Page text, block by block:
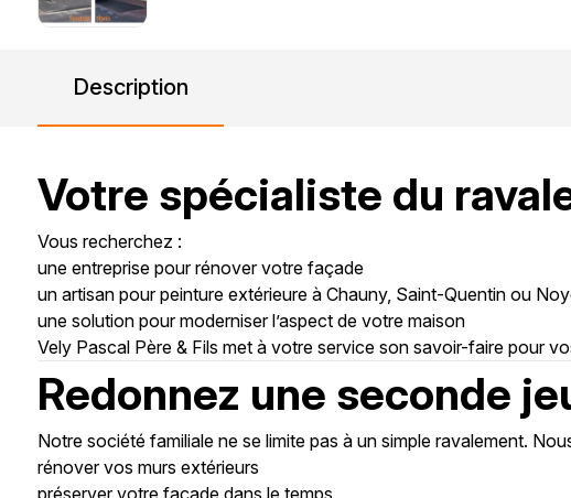
Description
Votre spécialiste du
Vous recherchez :
une entreprise pour rénover votre façade
un artisan pour peinture extérieure à Chauny, Saint-Quentin ou
une solution pour moderniser l’aspect de votre maison
Vely Pascal Père & Fils met à votre service son savoir-faire pour
Redonnez une seconde
Notre société familiale ne se limite pas à un simple ravalement.
rénover vos murs extérieurs
préserver votre façade dans le temps